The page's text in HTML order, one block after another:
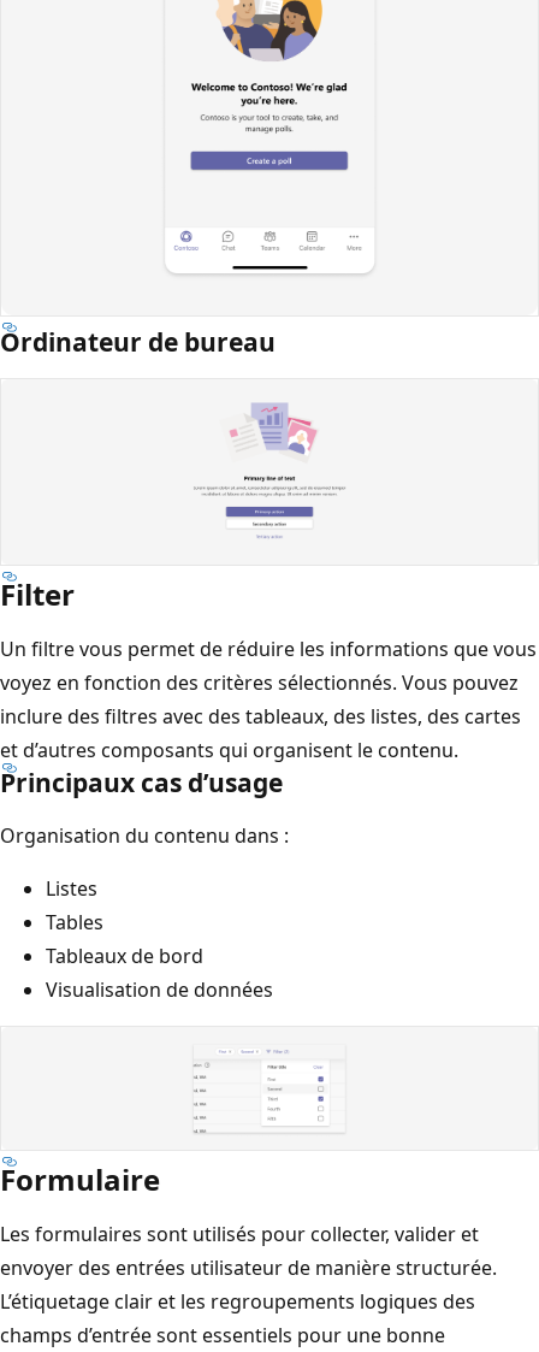
Ordinateur de bureau
Filter
Un filtre vous permet de réduire les informations que vous
voyez en fonction des critères sélectionnés. Vous pouvez
inclure des filtres avec des tableaux, des listes, des cartes
et d’autres composants qui organisent le contenu.
Principaux cas d’usage
Organisation du contenu dans :
Listes
Tables
Tableaux de bord
Visualisation de données
Formulaire
Les formulaires sont utilisés pour collecter, valider et
envoyer des entrées utilisateur de manière structurée.
L’étiquetage clair et les regroupements logiques des
champs d’entrée sont essentiels pour une bonne